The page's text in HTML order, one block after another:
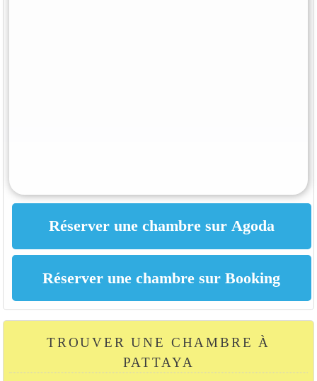
TROUVER UNE CHAMBRE À
PATTAYA